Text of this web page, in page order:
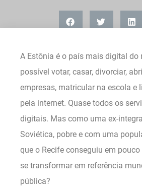
A Estônia é o país mais digital do
possível votar, casar, divorciar,
empresas, matricular na escola e
pela internet. Quase todos os
digitais. Mas como uma ex-
Soviética, pobre e com uma
que o Recife conseguiu em
se transformar em referência
pública?